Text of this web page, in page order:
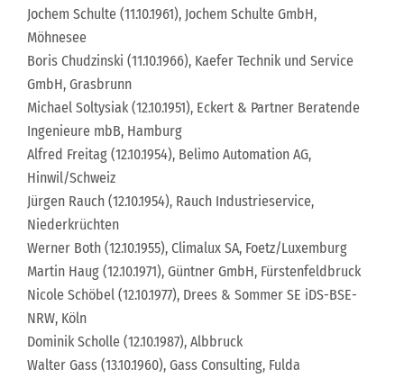
Jochem Schulte (11.10.1961), Jochem Schulte GmbH,
Möhnesee
Boris Chudzinski (11.10.1966), Kaefer Technik und Service
GmbH, Grasbrunn
Michael Soltysiak (12.10.1951), Eckert & Partner Beratende
Ingenieure mbB, Hamburg
Alfred Freitag (12.10.1954), Belimo Automation AG,
Hinwil/Schweiz
Jürgen Rauch (12.10.1954), Rauch Industrieservice,
Niederkrüchten
Werner Both (12.10.1955), Climalux SA, Foetz/Luxemburg
Martin Haug (12.10.1971), Güntner GmbH, Fürstenfeldbruck
Nicole Schöbel (12.10.1977), Drees & Sommer SE iDS-BSE-
NRW, Köln
Dominik Scholle (12.10.1987), Albbruck
Walter Gass (13.10.1960), Gass Consulting, Fulda